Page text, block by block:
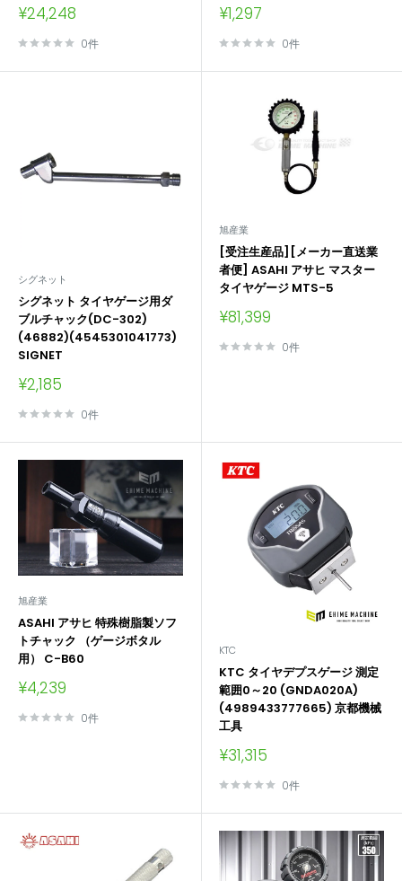
販
価
¥24,248
0件
販
売
価
¥1,297
0件
シグネット
シグネット タイヤゲージ用ダ
ブルチャック(DC-302)
(46882)(4545301041773)
SIGNET
販
価
¥2,185
0件
旭産業
[受注生産品][メーカー直送業
者便] ASAHI アサヒ マスター
タイヤゲージ MTS-5
販
価
¥81,399
0件
旭産業
ASAHI アサヒ 特殊樹脂製ソフ
トチャック （ゲージボタル
用） C-B60
販
価
¥4,239
0件
KTC
KTC タイヤデプスゲージ 測定
範囲0～20 (GNDA020A)
(4989433777665) 京都機械
工具
販
価
¥31,315
0件